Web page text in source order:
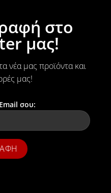
στο
μας!
νέα μας προϊόντα και
μας!
σου: